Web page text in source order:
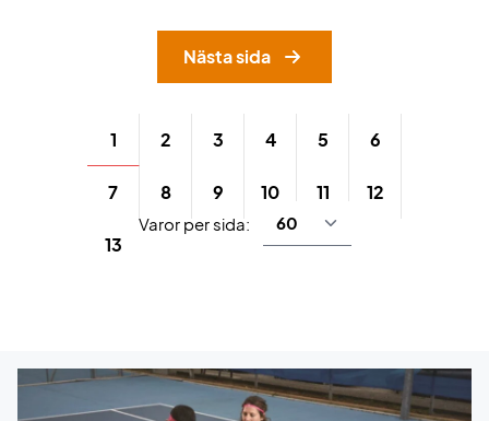
Nästa sida
1 2 3 4 5 6
7 8 9 10 11 12
13
Varor per sida: